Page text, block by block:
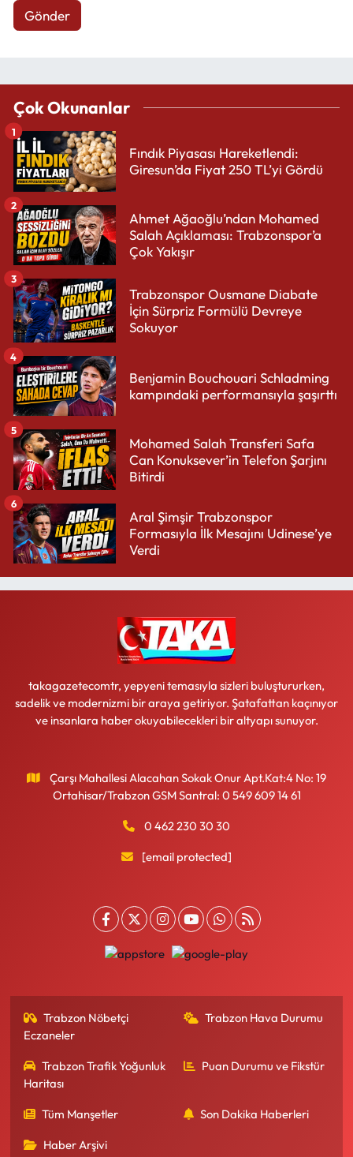
Gönder
Çok Okunanlar
Fındık Piyasası Hareketlendi:
Giresun’da Fiyat 250 TL’yi Gördü
1
Ahmet Ağaoğlu’ndan Mohamed
Salah Açıklaması: Trabzonspor’a
Çok Yakışır
2
Trabzonspor Ousmane Diabate
İçin Sürpriz Formülü Devreye
Sokuyor
3
Benjamin Bouchouari Schladming
kampındaki performansıyla şaşırttı
4
Mohamed Salah Transferi Safa
Can Konuksever’in Telefon Şarjını
Bitirdi
5
Aral Şimşir Trabzonspor
Formasıyla İlk Mesajını Udinese’ye
Verdi
6
takagazetecomtr, yepyeni temasıyla sizleri buluştururken,
sadelik ve modernizmi bir araya getiriyor. Şatafattan kaçınıyor
ve insanlara haber okuyabilecekleri bir altyapı sunuyor.
Çarşı Mahallesi Alacahan Sokak Onur Apt.Kat:4 No: 19
Ortahisar/Trabzon GSM Santral: 0 549 609 14 61
0 462 230 30 30
[email protected]
Trabzon Nöbetçi
Eczaneler
Trabzon Hava Durumu
Trabzon Trafik Yoğunluk
Haritası
Puan Durumu ve Fikstür
Tüm Manşetler Son Dakika Haberleri
Haber Arşivi